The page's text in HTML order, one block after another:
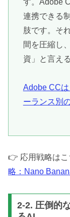
連携できる
肢です。そ
間を圧縮し
資」と言え
Adobe CC
ーランス別
👉 応用戦略はこ
略：Nano
2-2. 圧倒的